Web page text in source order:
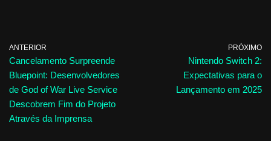
ANTERIOR
Cancelamento Surpreende
Bluepoint: Desenvolvedores
de God of War Live Service
Descobrem Fim do Projeto
Através da Imprensa
PRÓXIMO
Nintendo Switch 2:
Expectativas para o
Lançamento em 2025